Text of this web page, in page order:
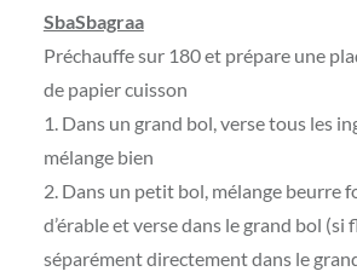
SbaSbagraa
Préchauffe sur 180 et prépare une
de papier cuisson
1. Dans un grand bol, verse tous les
mélange bien
2. Dans un petit bol, mélange beurre
d’érable et verse dans le grand bol (si
séparément directement dans le